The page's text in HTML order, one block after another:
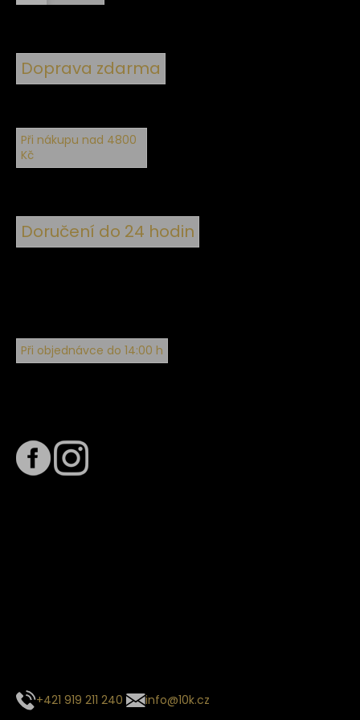
Doprava zdarma
Při nákupu nad 4800
Kč
Doručení do 24 hodin
Při objednávce do 14:00 h
+421 919 211 240 info@10k.cz